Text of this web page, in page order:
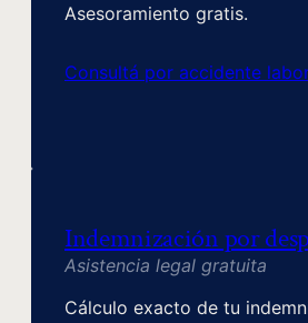
Asesoramiento gratis.
Consultá por accidente
Indemnización por
Asistencia legal gratuita
Cálculo exacto de tu